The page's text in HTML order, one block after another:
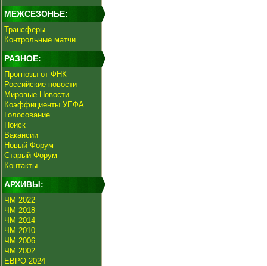
МЕЖСЕЗОНЬЕ:
Трансферы
Контрольные матчи
РАЗНОЕ:
Прогнозы от ФНК
Российские новости
Мировые Новости
Коэффициенты УЕФА
Голосование
Поиск
Вакансии
Новый Форум
Старый Форум
Контакты
АРХИВЫ:
ЧМ 2022
ЧМ 2018
ЧМ 2014
ЧМ 2010
ЧМ 2006
ЧМ 2002
ЕВРО 2024